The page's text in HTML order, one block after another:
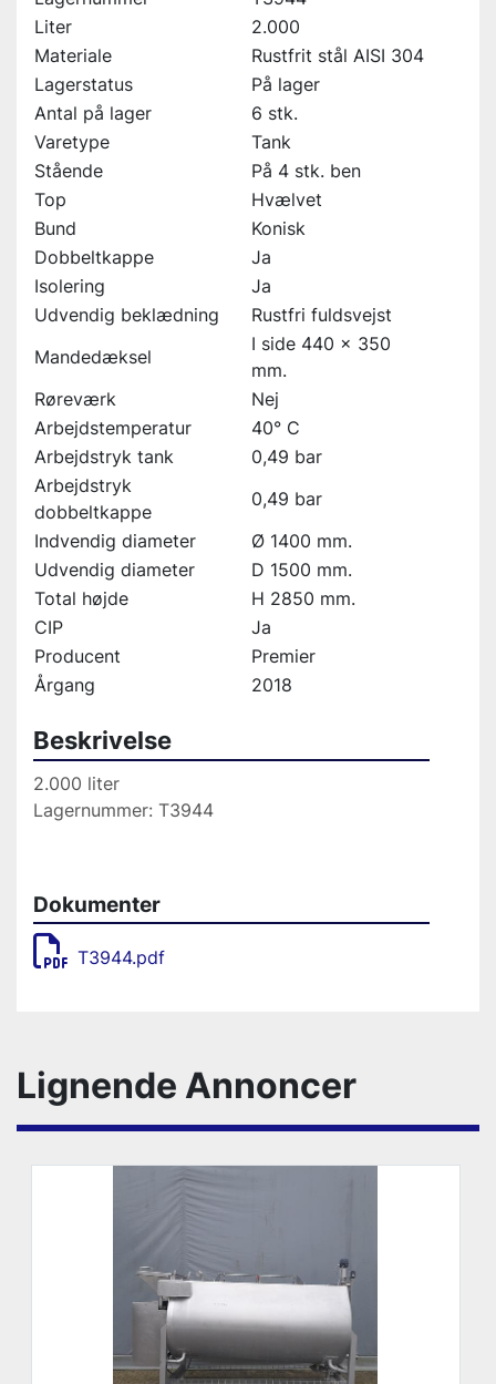
Liter
2.000
Materiale
Rustfrit stål AISI 304
Lagerstatus
På lager
Antal på lager
6 stk.
Varetype
Tank
Stående
På 4 stk. ben
Top
Hvælvet
Bund
Konisk
Dobbeltkappe
Ja
Isolering
Ja
Udvendig beklædning
Rustfri fuldsvejst
Mandedæksel
I side 440 x 350
mm.
Røreværk
Nej
Arbejdstemperatur
40° C
Arbejdstryk tank
0,49 bar
Arbejdstryk
dobbeltkappe
0,49 bar
Indvendig diameter
Ø 1400 mm.
Udvendig diameter
D 1500 mm.
Total højde
H 2850 mm.
CIP
Ja
Producent
Premier
Årgang
2018
Beskrivelse
2.000 liter
Lagernummer: T3944
Dokumenter
T3944.pdf
Lignende Annoncer